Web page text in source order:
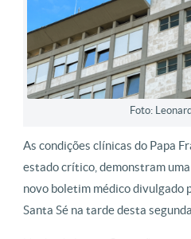
Foto:
As condições clínicas do Papa
estado crítico, demonstram
novo boletim médico divulgado
Santa Sé na tarde desta